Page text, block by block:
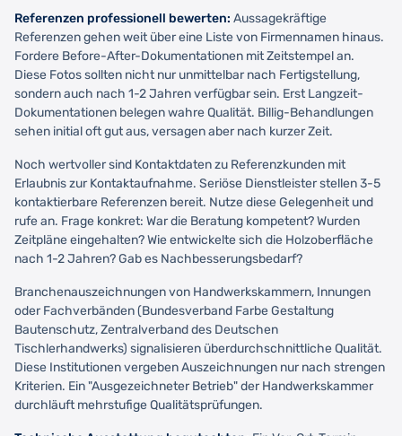
Referenzen professionell bewerten: Aussagekräftige
Referenzen gehen weit über eine Liste von Firmennamen hinaus.
Fordere Before-After-Dokumentationen mit Zeitstempel an.
Diese Fotos sollten nicht nur unmittelbar nach Fertigstellung,
sondern auch nach 1-2 Jahren verfügbar sein. Erst Langzeit-
Dokumentationen belegen wahre Qualität. Billig-Behandlungen
sehen initial oft gut aus, versagen aber nach kurzer Zeit.
Noch wertvoller sind Kontaktdaten zu Referenzkunden mit
Erlaubnis zur Kontaktaufnahme. Seriöse Dienstleister stellen 3-5
kontaktierbare Referenzen bereit. Nutze diese Gelegenheit und
rufe an. Frage konkret: War die Beratung kompetent? Wurden
Zeitpläne eingehalten? Wie entwickelte sich die Holzoberfläche
nach 1-2 Jahren? Gab es Nachbesserungsbedarf?
Branchenauszeichnungen von Handwerkskammern, Innungen
oder Fachverbänden (Bundesverband Farbe Gestaltung
Bautenschutz, Zentralverband des Deutschen
Tischlerhandwerks) signalisieren überdurchschnittliche Qualität.
Diese Institutionen vergeben Auszeichnungen nur nach strengen
Kriterien. Ein "Ausgezeichneter Betrieb" der Handwerkskammer
durchläuft mehrstufige Qualitätsprüfungen.